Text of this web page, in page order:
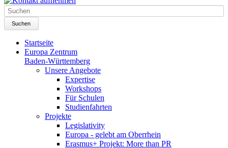
Suchen
Startseite
Europa Zentrum
Baden-Württemberg
Unsere Angebote
Expertise
Workshops
Für Schulen
Studienfahrten
Projekte
Legislativity
Europa - gelebt am Oberrhein
Erasmus+ Projekt: More than PR